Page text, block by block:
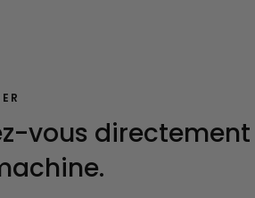
vous directement